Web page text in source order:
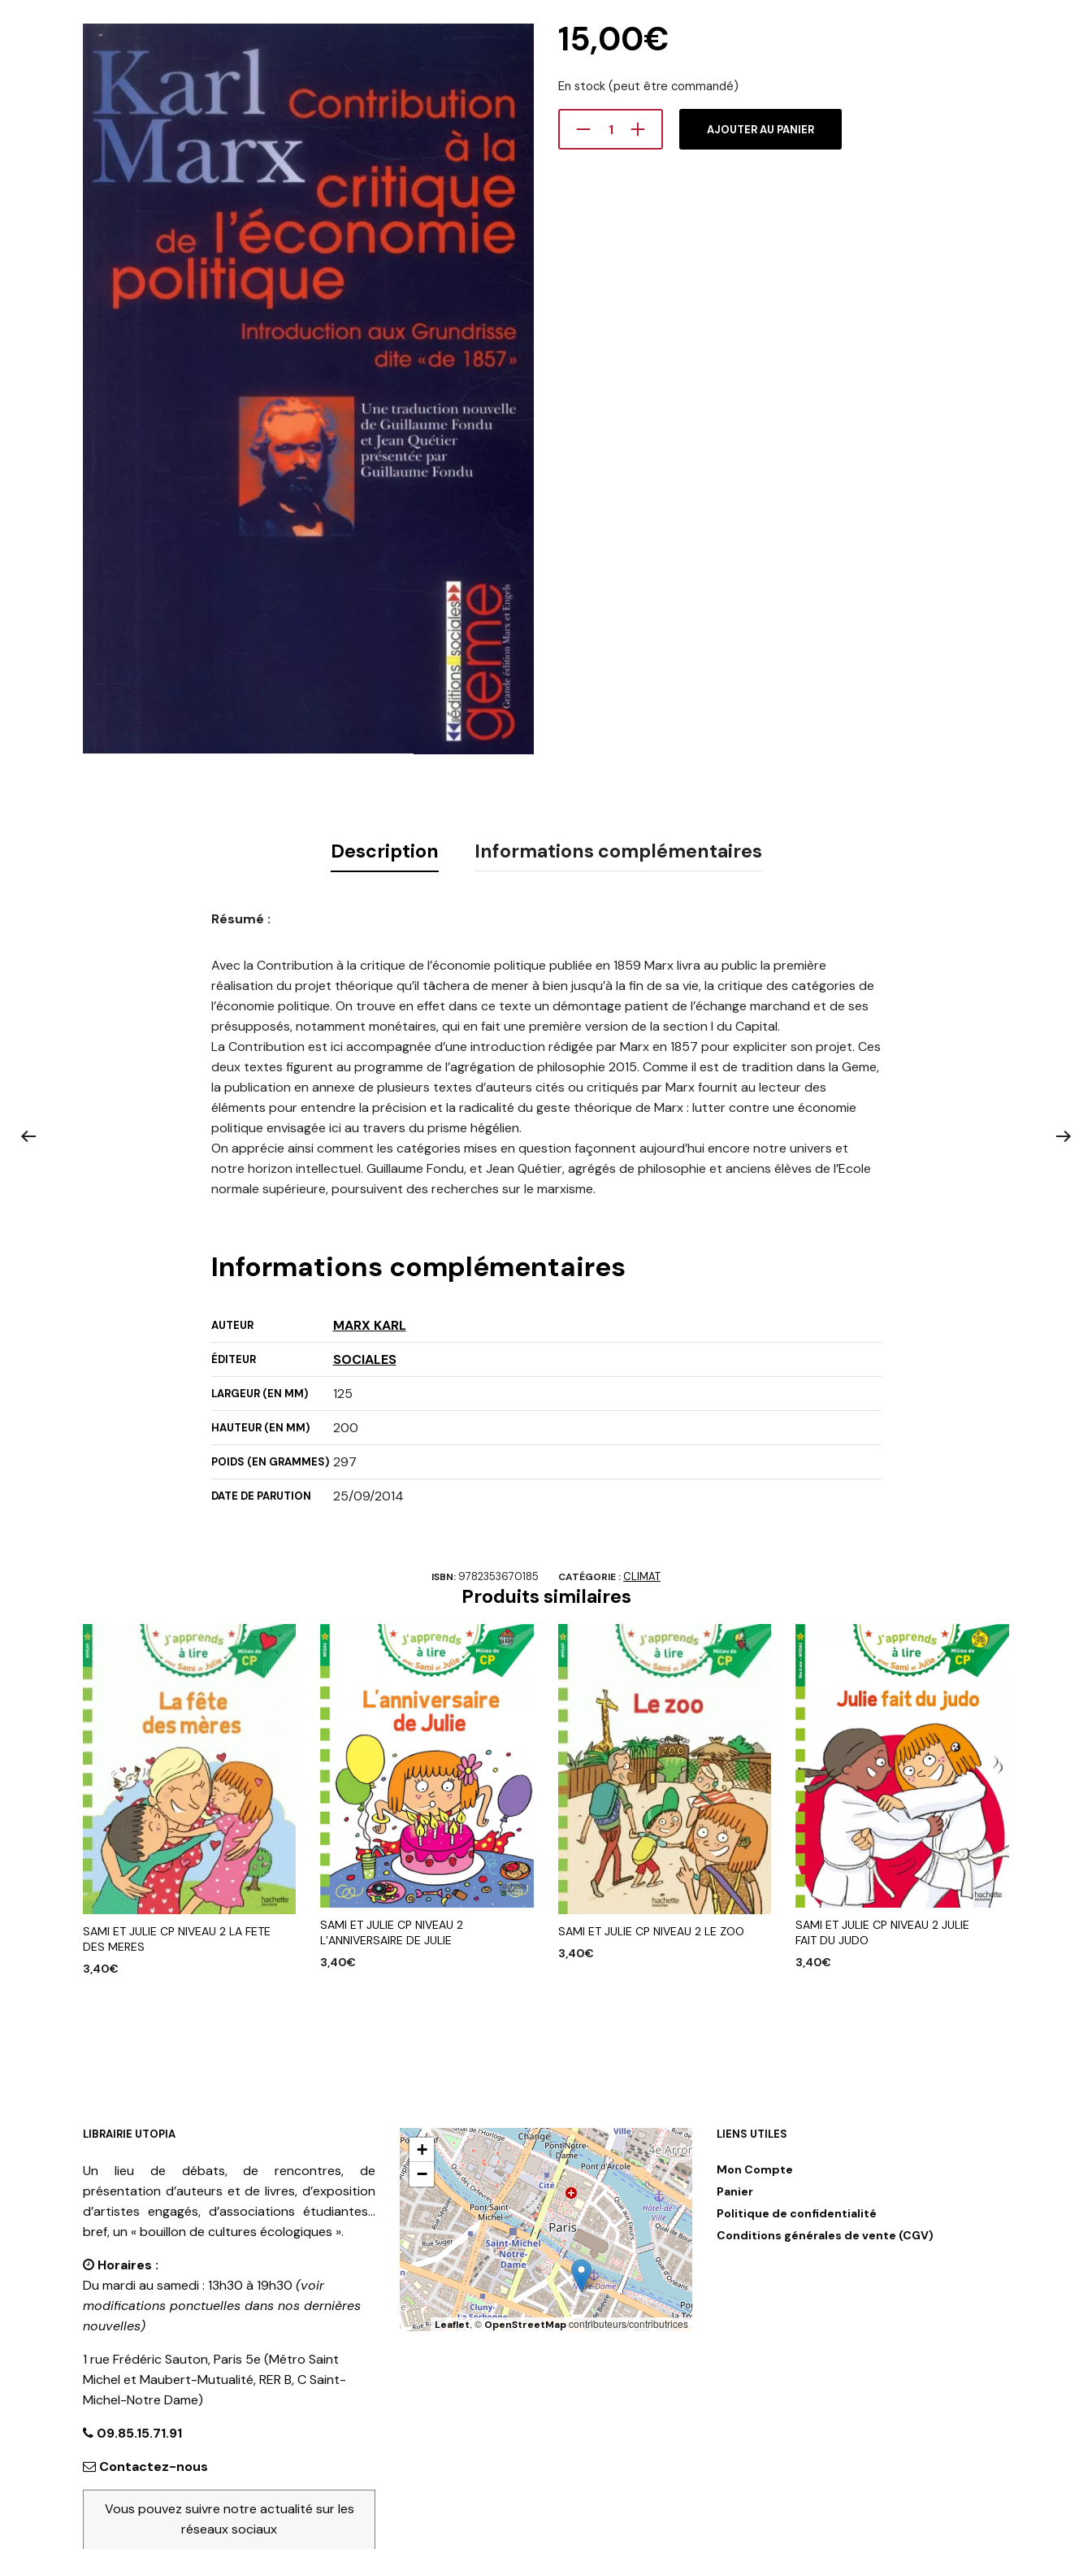
15,00€
En stock (peut être commandé)
AJOUTER AU PANIER
Description Informations complémentaires
Résumé :
Avec la Contribution à la critique de l’économie politique publiée en 1859 Marx livra au public la première
réalisation du projet théorique qu’il tâchera de mener à bien jusqu’à la fin de sa vie, la critique des catégories de
l’économie politique. On trouve en effet dans ce texte un démontage patient de l’échange marchand et de ses
présupposés, notamment monétaires, qui en fait une première version de la section I du Capital.
La Contribution est ici accompagnée d’une introduction rédigée par Marx en 1857 pour expliciter son projet. Ces
deux textes figurent au programme de l’agrégation de philosophie 2015. Comme il est de tradition dans la Geme,
la publication en annexe de plusieurs textes d’auteurs cités ou critiqués par Marx fournit au lecteur des
éléments pour entendre la précision et la radicalité du geste théorique de Marx : lutter contre une économie
politique envisagée ici au travers du prisme hégélien.
On apprécie ainsi comment les catégories mises en question façonnent aujourd’hui encore notre univers et
notre horizon intellectuel. Guillaume Fondu, et Jean Quétier, agrégés de philosophie et anciens élèves de l’Ecole
normale supérieure, poursuivent des recherches sur le marxisme.
Informations complémentaires
AUTEUR MARX KARL
ÉDITEUR SOCIALES
LARGEUR (EN MM) 125
HAUTEUR (EN MM) 200
POIDS (EN GRAMMES) 297
DATE DE PARUTION 25/09/2014
ISBN: 9782353670185 CATÉGORIE :CLIMAT
Produits similaires
SAMI ET JULIE CP NIVEAU 2 LA FETE
DES MERES
3,40€
SAMI ET JULIE CP NIVEAU 2
L’ANNIVERSAIRE DE JULIE
3,40€
SAMI ET JULIE CP NIVEAU 2 LE ZOO
3,40€
SAMI ET JULIE CP NIVEAU 2 JULIE
FAIT DU JUDO
3,40€
LIBRAIRIE UTOPIA
Un lieu de débats, de rencontres, de
présentation d’auteurs et de livres, d’exposition
d’artistes engagés, d’associations étudiantes…
bref, un « bouillon de cultures écologiques ».
Horaires :
Du mardi au samedi : 13h30 à 19h30 (voir
modifications ponctuelles dans nos dernières
nouvelles)
1 rue Frédéric Sauton, Paris 5e (Métro Saint
Michel et Maubert-Mutualité, RER B, C Saint-
Michel-Notre Dame)
09.85.15.71.91
Contactez-nous
Vous pouvez suivre notre actualité sur les
réseaux sociaux
+
−
Leaflet, ©OpenStreetMapcontributeurs/contributrices
LIENS UTILES
Mon Compte
Panier
Politique de confidentialité
Conditions générales de vente (CGV)